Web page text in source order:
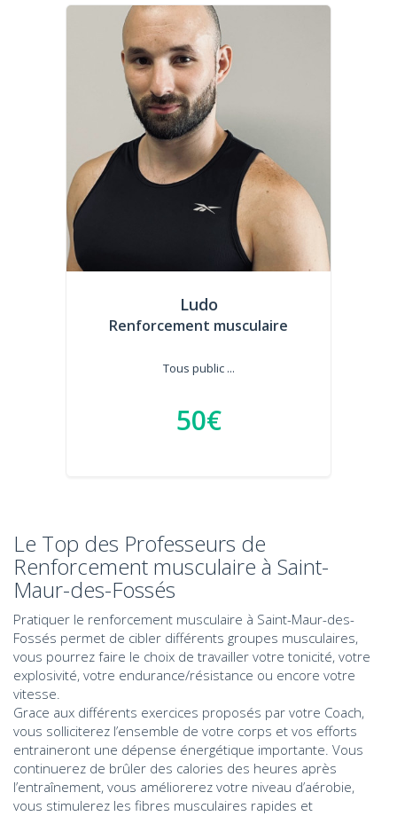
Ludo
Renforcement musculaire
Tous public ...
50€
Le Top des Professeurs de
Renforcement musculaire à Saint-
Maur-des-Fossés
Pratiquer le renforcement musculaire à Saint-Maur-des-
Fossés permet de cibler différents groupes musculaires,
vous pourrez faire le choix de travailler votre tonicité, votre
explosivité, votre endurance/résistance ou encore votre
vitesse.
Grace aux différents exercices proposés par votre Coach,
vous solliciterez l’ensemble de votre corps et vos efforts
entraineront une dépense énergétique importante. Vous
continuerez de brûler des calories des heures après
l’entraînement, vous améliorerez votre niveau d’aérobie,
vous stimulerez les fibres musculaires rapides et